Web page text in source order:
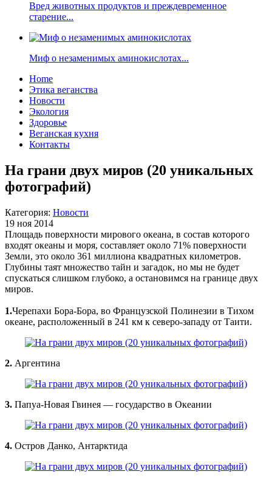
Вред животных продуктов и преждевременное
старение...
Миф о незаменимых аминокислотах...
Home
Этика веганства
Новости
Экология
Здоровье
Веганская кухня
Контакты
На грани двух миров (20 уникальных
фотографий)
Категория: Новости
19 ноя 2014
Площадь поверхности мирового океана, в состав которого
входят океаны и моря, составляет около 71% поверхности
Земли, это около 361 миллиона квадратных километров.
Глубины таят множество тайн и загадок, но мы не будет
спускаться слишком глубоко, а остановимся на границе двух
миров.
1.Черепахи Бора-Бора, во Французской Полинезии в Тихом
океане, расположенный в 241 км к северо-западу от Таити.
2. Аргентина
3. Папуа-Новая Гвинея — государство в Океании
4. Остров Данко, Антарктида